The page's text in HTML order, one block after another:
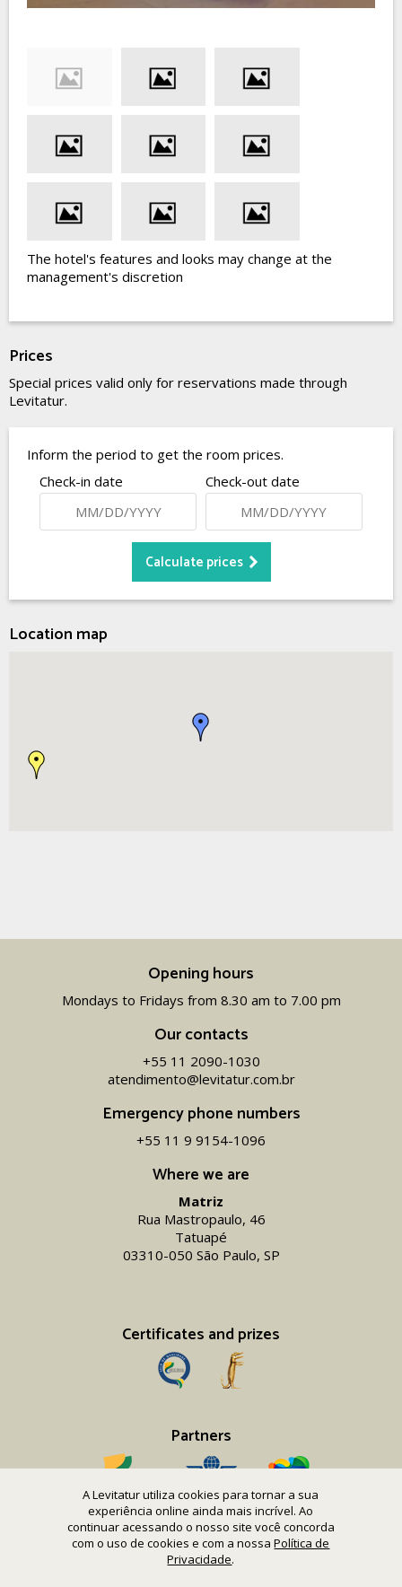
A Levitatur utiliza cookies para tornar a sua
experiência online ainda mais incrível. Ao
continuar acessando o nosso site você concorda
com o uso de cookies e com a nossaPolítica de
Privacidade.
The hotel's features and looks may change at the
management's discretion
Prices
Special prices valid only for reservations made through
Levitatur.
Inform the period to get the room prices.
Check-in date
Check-out date
Location map
Where we are
Matriz
Rua Mastropaulo, 46
Tatuapé
03310-050 São Paulo, SP
Certificates and prizes
Partners
Opening hours
Mondays to Fridays from 8.30 am to 7.00 pm
Our contacts
+55 11 2090-1030
atendimento@levitatur.com.br
Emergency phone numbers
+55 11 9 9154-1096‬
Copyright 2016-26 Levitatur Viagens e Turismo Ltda.
CNPJ 08.867.977/0001-12